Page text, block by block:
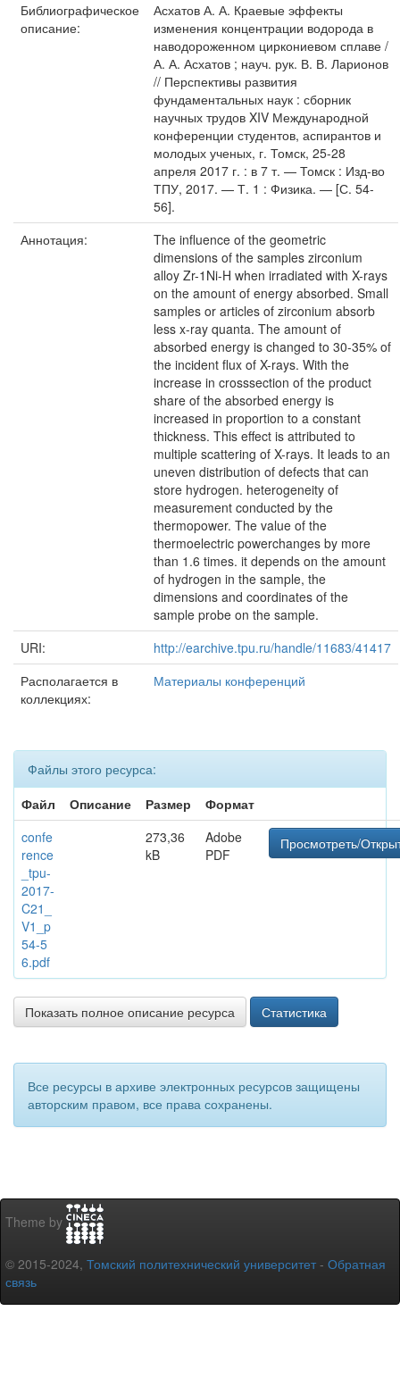
Библиографическое
описание:
Асхатов А. А. Краевые эффекты
изменения концентрации водорода в
наводороженном циркониевом сплаве /
А. А. Асхатов ; науч. рук. В. В. Ларионов
// Перспективы развития
фундаментальных наук : сборник
научных трудов XIV Международной
конференции студентов, аспирантов и
молодых ученых, г. Томск, 25-28
апреля 2017 г. : в 7 т. — Томск : Изд-во
ТПУ, 2017. — Т. 1 : Физика. — [С. 54-
56].
Аннотация:
The influence of the geometric
dimensions of the samples zirconium
alloy Zr-1Ni-H when irradiated with X-rays
on the amount of energy absorbed. Small
samples or articles of zirconium absorb
less x-ray quanta. The amount of
absorbed energy is changed to 30-35% of
the incident flux of X-rays. With the
increase in crosssection of the product
share of the absorbed energy is
increased in proportion to a constant
thickness. This effect is attributed to
multiple scattering of X-rays. It leads to an
uneven distribution of defects that can
store hydrogen. heterogeneity of
measurement conducted by the
thermopower. The value of the
thermoelectric powerchanges by more
than 1.6 times. it depends on the amount
of hydrogen in the sample, the
dimensions and coordinates of the
sample probe on the sample.
URI:
http://earchive.tpu.ru/handle/11683/41417
Располагается в
коллекциях:
Материалы конференций
Файлы этого ресурса:
Файл
Описание Размер
Формат
confe
rence
_tpu-
2017-
C21_
V1_p
54-5
6.pdf
273,36
kB
Adobe
PDF
Просмотреть/
Показать полное описание ресурса Статистика
Все ресурсы в архиве электронных ресурсов защищены
авторским правом, все права сохранены.
Theme by
© 2015-2024, Томский политехнический университет - Обратная
связь